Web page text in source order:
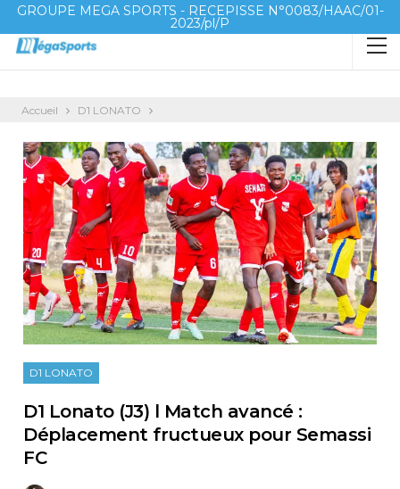
GROUPE MEGA SPORTS - RECEPISSE N°0083/HAAC/01-
2023/pl/P
Accueil D1 LONATO
D1 LONATO
D1 Lonato (J3) l Match avancé :
Déplacement fructueux pour Semassi
FC